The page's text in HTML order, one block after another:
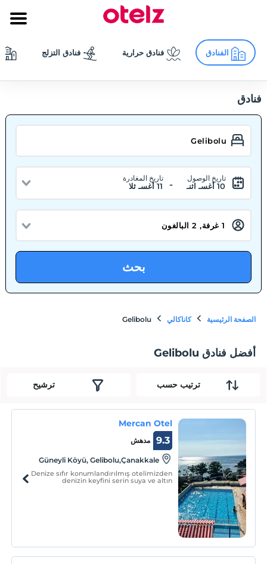
الفنادق فنادق حرارية فنادق التزلج
فنادق
تاريخ الوصول
10 أغسـ اثنـ -
تاريخ المغادرة
11 أغسـ ثلا
بحث
الصفحة الرئيسية كاناكالي Gelibolu
أفضل فنادق Gelibolu
ترتيب حسب ترشيح
Mercan Otel
مدهش 9.3
Güneyli Köyü, Gelibolu,Çanakkale
Denize sıfır konumlandırılmış otelimizden
denizin keyfini serin suya ve altın